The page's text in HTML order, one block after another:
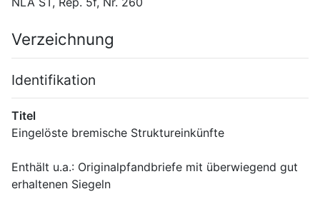
Verzeichnung
Identifikation
Titel
Enthält u.a.: Originalpfandbriefe mit überwiegend gut